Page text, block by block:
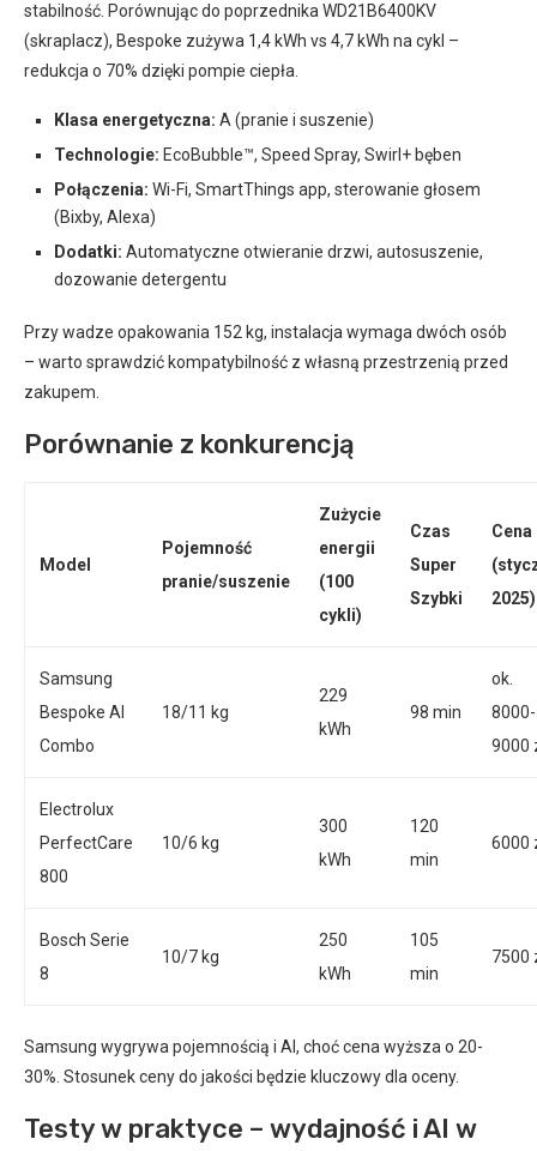
stabilność. Porównując do poprzednika WD21B6400KV
(skraplacz), Bespoke zużywa 1,4 kWh vs 4,7 kWh na cykl –
redukcja o 70% dzięki pompie ciepła.
Klasa energetyczna: A (pranie i suszenie)
Technologie: EcoBubble™, Speed Spray, Swirl+ bęben
Połączenia: Wi-Fi, SmartThings app, sterowanie głosem
(Bixby, Alexa)
Dodatki: Automatyczne otwieranie drzwi, autosuszenie,
dozowanie detergentu
Przy wadze opakowania 152 kg, instalacja wymaga dwóch osób
– warto sprawdzić kompatybilność z własną przestrzenią przed
zakupem.
Porównanie z konkurencją
Model
Pojemność
pranie/suszenie
Zużycie
energii
(100
cykli)
Czas
Super
Szybki
Cena
2025)
Samsung
Bespoke AI
Combo
18/11 kg
229
kWh
98 min
ok.
8000-
9000
Electrolux
PerfectCare
800
10/6 kg
300
kWh
120
min
6000
Bosch Serie
8
10/7 kg
250
kWh
105
min
7500
Samsung wygrywa pojemnością i AI, choć cena wyższa o 20-
30%. Stosunek ceny do jakości będzie kluczowy dla oceny.
Testy w praktyce – wydajność i AI w